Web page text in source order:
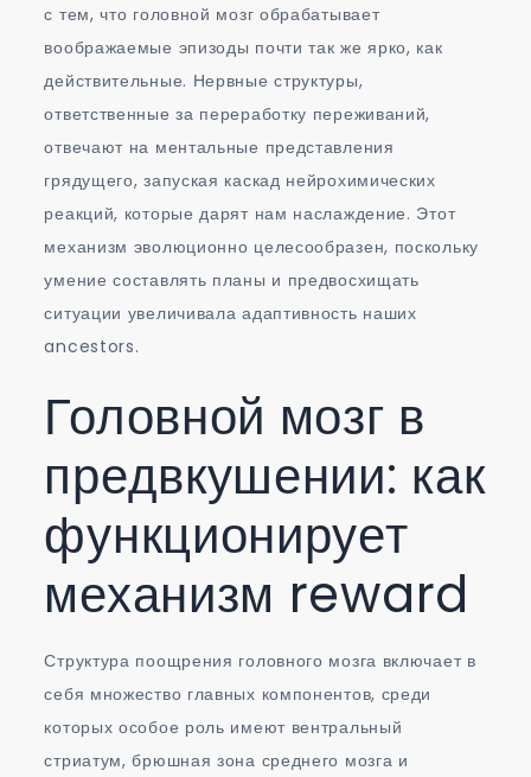
с тем, что головной мозг обрабатывает
воображаемые эпизоды почти так же ярко, как
действительные. Нервные структуры,
ответственные за переработку переживаний,
отвечают на ментальные представления
грядущего, запуская каскад нейрохимических
реакций, которые дарят нам наслаждение. Этот
механизм эволюционно целесообразен, поскольку
умение составлять планы и предвосхищать
ситуации увеличивала адаптивность наших
ancestors.
Головной мозг в
предвкушении: как
функционирует
механизм reward
Структура поощрения головного мозга включает в
себя множество главных компонентов, среди
которых особое роль имеют вентральный
стриатум, брюшная зона среднего мозга и